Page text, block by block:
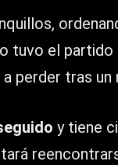
tuvo el partido
perder tras
y tiene